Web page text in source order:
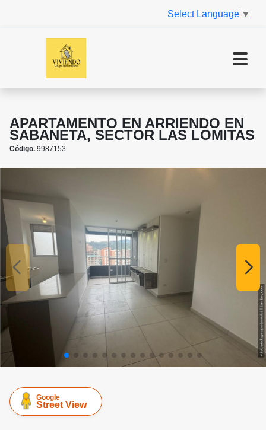
Select Language ▼
APARTAMENTO EN ARRIENDO EN
SABANETA, SECTOR LAS LOMITAS
Código. 9987153
Google
Street View